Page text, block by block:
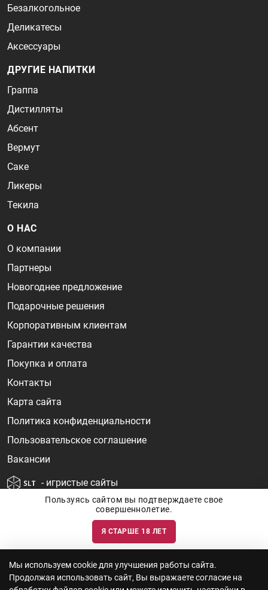
Безалкогольное
Деликатесы
Аксессуары
ДРУГИЕ НАПИТКИ
Граппа
Дистилляты
Абсент
Вермут
Саке
Ликеры
Текила
О НАС
О компании
Партнеры
Новогоднее предложение
Подарочные решения
Корпоративным клиентам
Гарантии качества
Покупка и оплата
Контакты
Карта сайта
Политика конфиденциальности
Пользовательское соглашение
Вакансии
- игристые сайты
Информация о ценах и наличии товаров носит ознакомительный
характер и может быть не точной. Цены на импортные товары особенно
актуальности наличия товаров и цен вы так же можете уточнить по
телефону+7 (812) 715 06-66с 11-22 ежедневно.
ООО "Винум" ИНН 7814473915, Лицензия на торговлю алкоголем: №
Пользуясь сайтом вы подтверждаете свое
совершеннолетие.
Я СТАРШЕ 18 ЛЕТ
Мы используем cookie для улучшения работы сайта.
Продолжая использовать сайт, Вы выражаете согласие на